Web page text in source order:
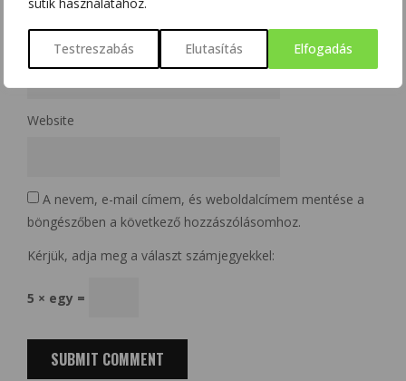
Testreszabás Elutasítás Elfogadás
Email*
Website
A nevem, e-mail címem, és weboldalcímem mentése a
böngészőben a következő hozzászólásomhoz.
Kérjük, adja meg a választ számjegyekkel:
5 × egy =